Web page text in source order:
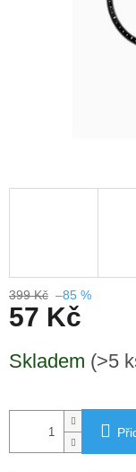
399 Kč –85 %
57 Kč
cena:
Skladem (>5